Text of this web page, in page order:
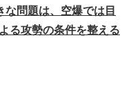
な問題は、空爆では目
る攻勢の条件を整える